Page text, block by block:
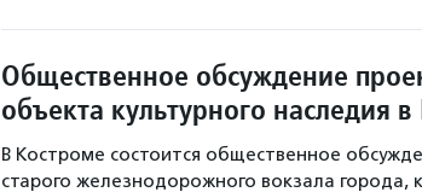
Общественное обсуждение
объекта культурного наследия
В Костроме состоится общественное
старого железнодорожного вокзала города,